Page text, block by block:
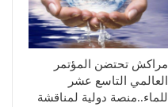
مراكش تحتضن المؤتمر
العالمي التاسع عشر
للماء..منصة دولية لمناقشة